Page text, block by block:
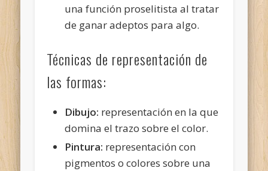
una función proselitista al tratar
de ganar adeptos para algo.
Técnicas de representación de
las formas:
Dibujo: representación en la que
domina el trazo sobre el color.
Pintura: representación con
pigmentos o colores sobre una